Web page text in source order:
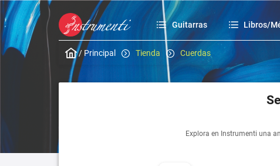
Guitarras Libros/
/ Principal Tienda Cuerdas
Explora en Instrumenti una